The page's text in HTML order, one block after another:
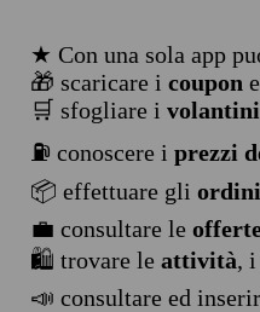
★ Con una sola app
🎁 scaricare i coupon
🛒 sfogliare i volantini
⛽ conoscere i prezzi
📦 effettuare gli ordini
💼 consultare le
🛍️ trovare le attività,
📣 consultare ed